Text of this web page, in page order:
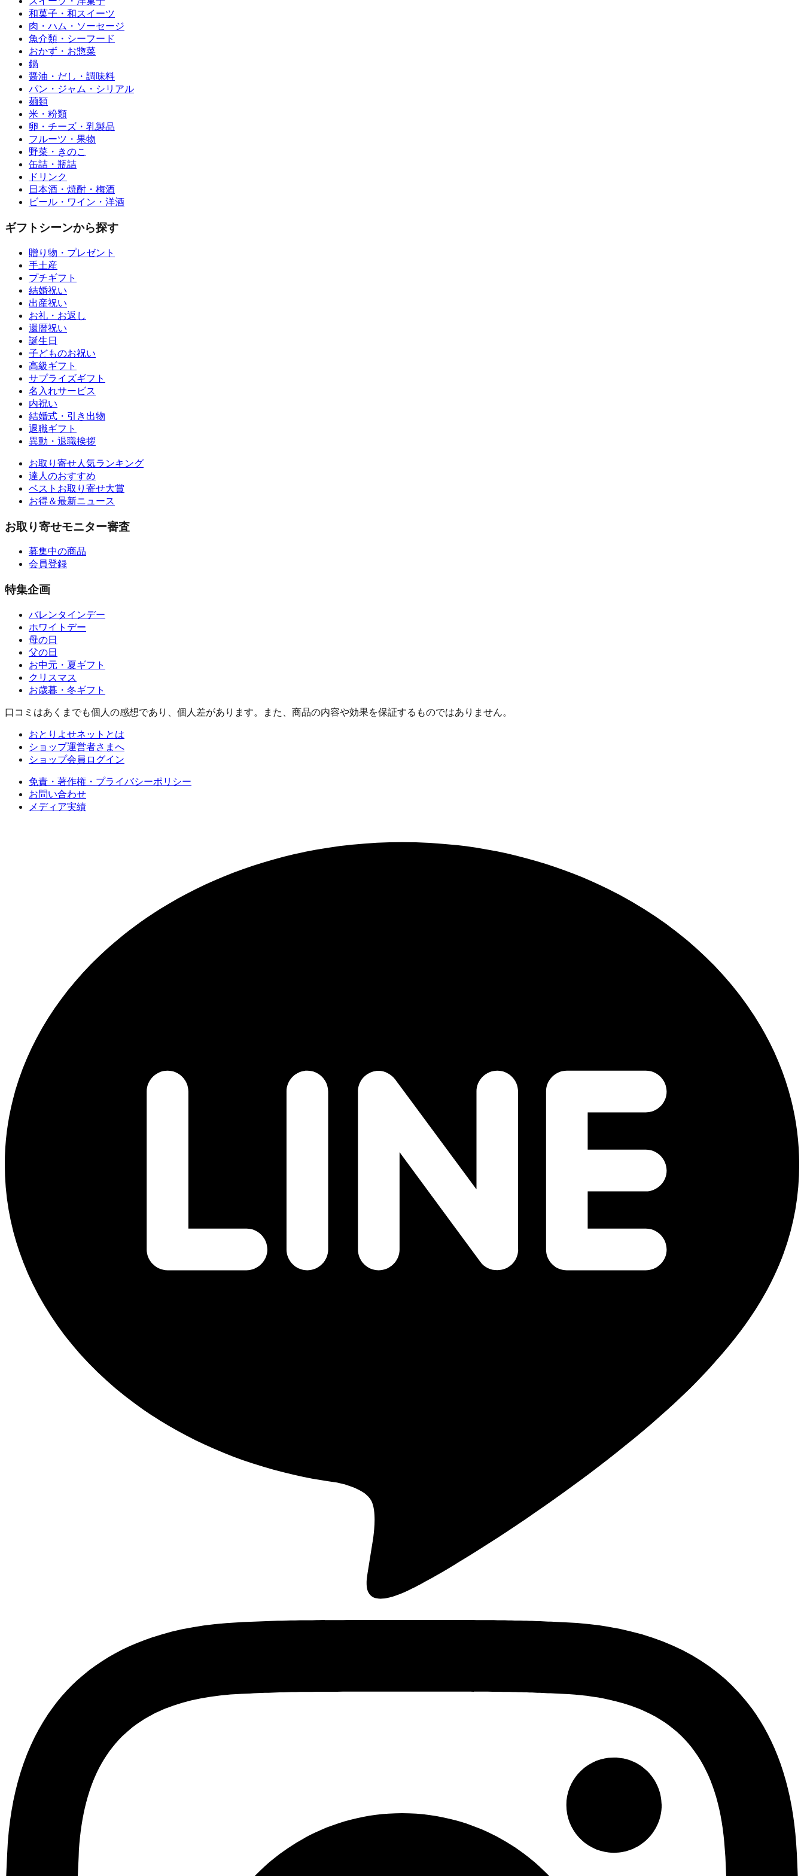
和菓子・和スイーツ
肉・ハム・ソーセージ
魚介類・シーフード
おかず・お惣菜
鍋
醤油・だし・調味料
パン・ジャム・シリアル
麺類
米・粉類
卵・チーズ・乳製品
フルーツ・果物
野菜・きのこ
缶詰・瓶詰
ドリンク
日本酒・焼酎・梅酒
ビール・ワイン・洋酒
ギフトシーンから探す
贈り物・プレゼント
手土産
プチギフト
結婚祝い
出産祝い
お礼・お返し
還暦祝い
誕生日
子どものお祝い
高級ギフト
サプライズギフト
名入れサービス
内祝い
結婚式・引き出物
退職ギフト
異動・退職挨拶
お取り寄せ人気ランキング
達人のおすすめ
ベストお取り寄せ大賞
お得＆最新ニュース
お取り寄せモニター審査
募集中の商品
会員登録
特集企画
バレンタインデー
ホワイトデー
母の日
父の日
お中元・夏ギフト
クリスマス
お歳暮・冬ギフト
口コミはあくまでも個人の感想であり、個人差があります。また、商品の内容や効果を保証するものではありません。
おとりよせネットとは
ショップ運営者さまへ
ショップ会員ログイン
免責・著作権・プライバシーポリシー
お問い合わせ
メディア実績